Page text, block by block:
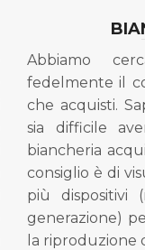
Abbiamo
fedelmente il
che acquisti.
sia difficile
biancheria
consiglio è di
più dispositivi
generazione)
la riproduzione